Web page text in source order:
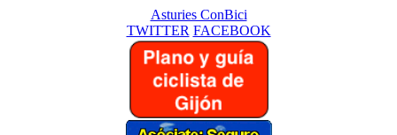
Asturies ConBici
TWITTER FACEBOOK